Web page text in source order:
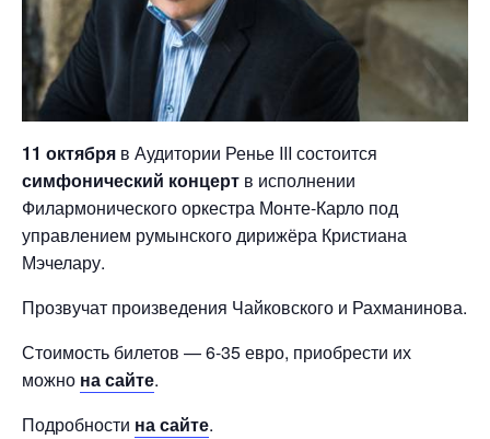
11 октября в Аудитории Ренье III состоится
симфонический концерт в исполнении
Филармонического оркестра Монте-Карло под
управлением румынского дирижёра Кристиана
Мэчелару.
Прозвучат произведения Чайковского и Рахманинова.
Стоимость билетов — 6-35 евро, приобрести их
можно на сайте.
Подробности на сайте.